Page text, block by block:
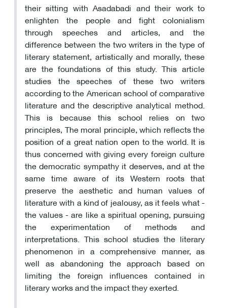
their sitting with Asadabadi and their work to
enlighten the people and fight colonialism
through speeches and articles, and the
difference between the two writers in the type of
literary statement, artistically and morally, these
are the foundations of this study. This article
studies the speeches of these two writers
according to the American school of comparative
literature and the descriptive analytical method.
This is because this school relies on two
principles, The moral principle, which reflects the
position of a great nation open to the world. It is
thus concerned with giving every foreign culture
the democratic sympathy it deserves, and at the
same time aware of its Western roots that
preserve the aesthetic and human values of
literature with a kind of jealousy, as it feels what -
the values - are like a spiritual opening, pursuing
the experimentation of methods and
interpretations. This school studies the literary
phenomenon in a comprehensive manner, as
well as abandoning the approach based on
limiting the foreign influences contained in
literary works and the impact they exerted.